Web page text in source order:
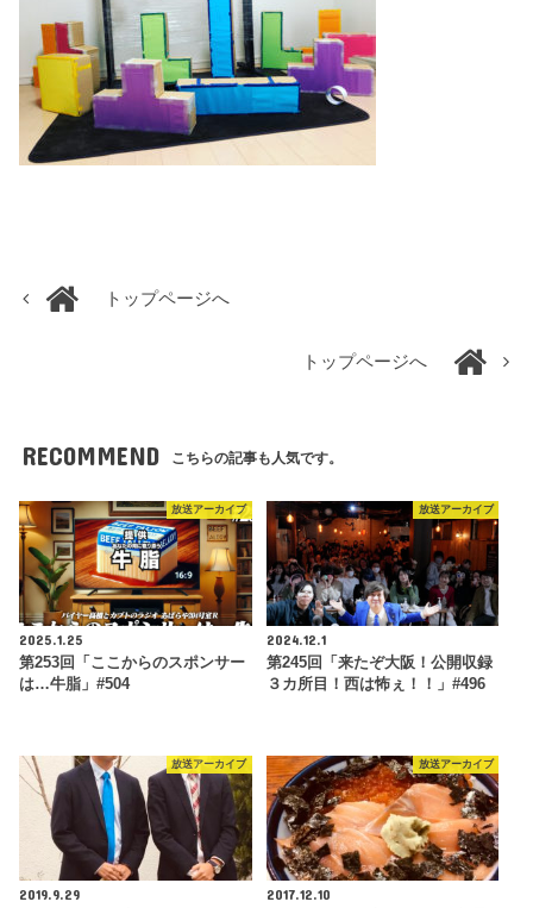
トップページへ
トップページへ
RECOMMEND こちらの記事も人気です。
放送アーカイブ
2025.1.25
第253回「ここからのスポンサー
は…牛脂」#504
放送アーカイブ
2024.12.1
第245回「来たぞ大阪！公開収録
３カ所目！西は怖ぇ！！」#496
放送アーカイブ
2019.9.29
放送アーカイブ
2017.12.10